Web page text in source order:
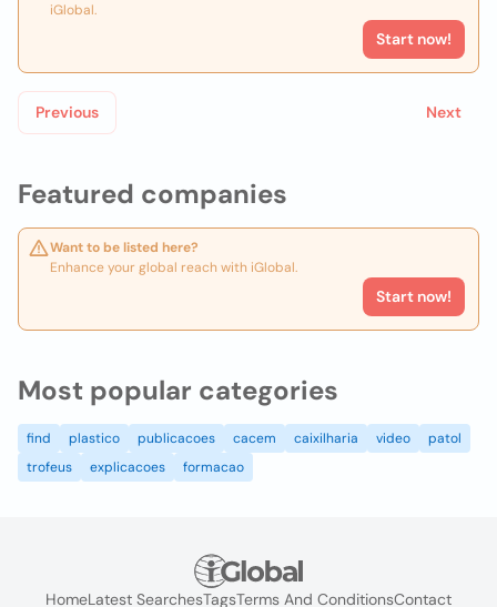
Featured companies
Want to be listed here?
Enhance your global reach with iGlobal.
Start now!
iGlobal.
Start now!
Previous Next
Most popular categories
find plastico publicacoes cacem caixilharia video
patol
trofeus
explicacoes formacao
HomeLatest SearchesTagsTerms And ConditionsContact